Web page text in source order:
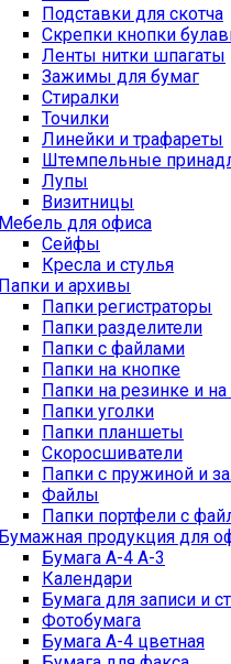
Подставки для скотча
Скрепки кнопки
Ленты нитки шпагаты
Зажимы для бумаг
Стиралки
Точилки
Линейки и трафареты
Штемпельные
Лупы
Визитницы
Мебель для офиса
Сейфы
Кресла и стулья
Папки и архивы
Папки регистраторы
Папки разделители
Папки с файлами
Папки на кнопке
Папки на резинке и
Папки уголки
Папки планшеты
Скоросшиватели
Папки с пружиной и
Файлы
Папки портфели с
Бумажная продукция для
Бумага А-4 А-3
Календари
Бумага для записи и
Фотобумага
Бумага А-4 цветная